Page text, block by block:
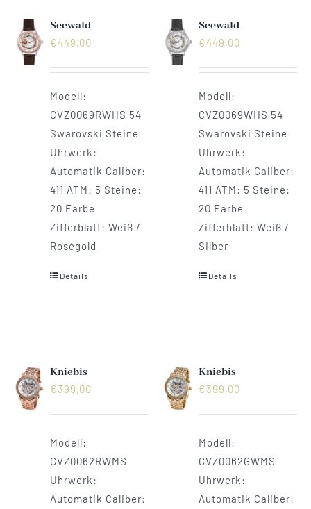
Seewald
€449,00
Modell:
CVZ0069RWHS 54
Swarovski Steine
Uhrwerk:
Automatik Caliber:
411 ATM: 5 Steine:
20 Farbe
Zifferblatt: Weiß /
Roségold
Details
Seewald
€449,00
Modell:
CVZ0069WHS 54
Swarovski Steine
Uhrwerk:
Automatik Caliber:
411 ATM: 5 Steine:
20 Farbe
Zifferblatt: Weiß /
Silber
Details
Kniebis
€399,00
Modell:
CVZ0062RWMS
Uhrwerk:
Automatik Caliber:
Kniebis
€399,00
Modell:
CVZ0062GWMS
Uhrwerk:
Automatik Caliber: